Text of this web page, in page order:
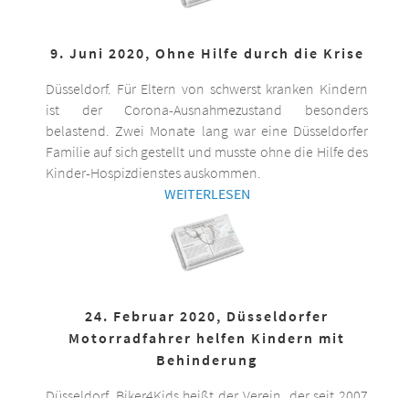
9. Juni 2020, Ohne Hilfe durch die Krise
Düsseldorf. Für Eltern von schwerst kranken Kindern
ist der Corona-Ausnahmezustand besonders
belastend. Zwei Monate lang war eine Düsseldorfer
Familie auf sich gestellt und musste ohne die Hilfe des
Kinder-Hospizdienstes auskommen.
WEITERLESEN
24. Februar 2020, Düsseldorfer
Motorradfahrer helfen Kindern mit
Behinderung